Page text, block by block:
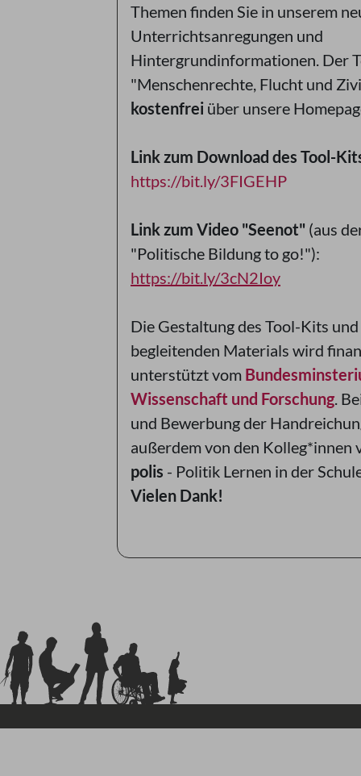
Themen finden Sie in unserem
Unterrichtsanregungen und
Hintergrundinformationen. Der
"Menschenrechte, Flucht und
kostenfrei über unsere
Link zum Download des Tool-
https://bit.ly/3FIGEHP
Link zum Video "Seenot" (aus
"Politische Bildung to go!"):
https://bit.ly/3cN2Ioy
Die Gestaltung des Tool-Kits und
begleitenden Materials wird
unterstützt vom
Wissenschaft und Forschung.
und Bewerbung der
außerdem von den Kolleg*innen
polis - Politik Lernen in der
Vielen Dank!